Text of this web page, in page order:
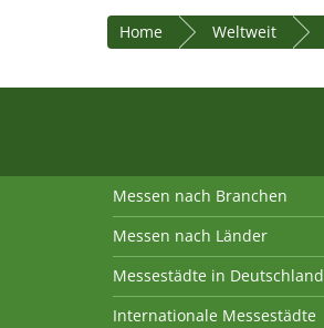
Home Weltweit
Messen nach Branchen
Messen nach Länder
Messestädte in Deutschland
Internationale Messestädte